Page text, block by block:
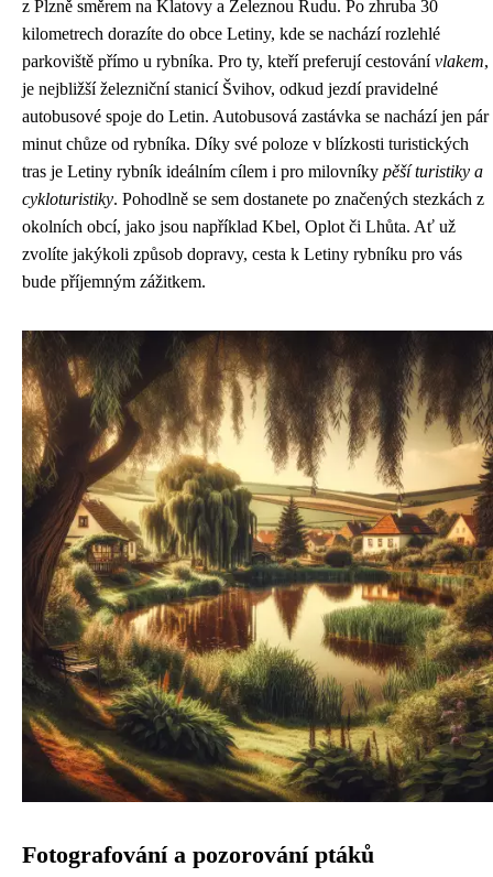
z Plzně směrem na Klatovy a Železnou Rudu. Po zhruba 30
kilometrech dorazíte do obce Letiny, kde se nachází rozlehlé
parkoviště přímo u rybníka. Pro ty, kteří preferují cestovánívlakem,
je nejbližší železniční stanicí Švihov, odkud jezdí pravidelné
autobusové spoje do Letin. Autobusová zastávka se nachází jen pár
minut chůze od rybníka. Díky své poloze v blízkosti turistických
tras je Letiny rybník ideálním cílem i pro milovníky pěší turistiky a
cykloturistiky. Pohodlně se sem dostanete po značených stezkách z
okolních obcí, jako jsou například Kbel, Oplot či Lhůta. Ať už
zvolíte jakýkoli způsob dopravy, cesta k Letiny rybníku pro vás
bude příjemným zážitkem.
Fotografování a pozorování ptáků